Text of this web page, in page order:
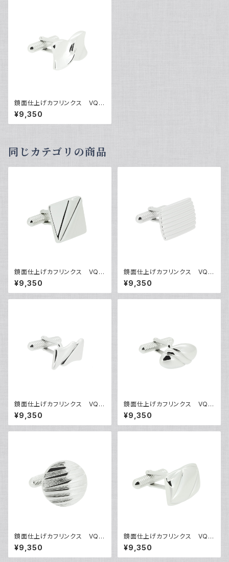
鏡面仕上げカフリンクス VQC
-0605
¥9,350
同じカテゴリの商品
鏡面仕上げカフリンクス VQC
-0601
¥9,350
鏡面仕上げカフリンクス VQC
-0602
¥9,350
鏡面仕上げカフリンクス VQC
-0603
¥9,350
鏡面仕上げカフリンクス VQC
-0604
¥9,350
鏡面仕上げカフリンクス VQC
-0606
¥9,350
鏡面仕上げカフリンクス VQC
-0607
¥9,350